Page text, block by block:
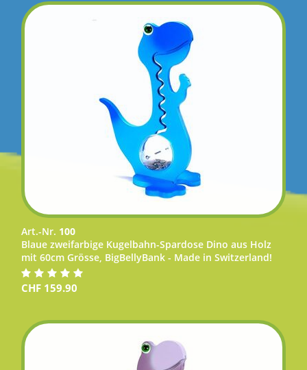
Art.-Nr. 100
Blaue zweifarbige Kugelbahn-Spardose Dino aus Holz
mit 60cm Grösse, BigBellyBank - Made in Switzerland!
CHF 159.90